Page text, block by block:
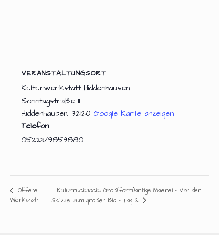
VERANSTALTUNGSORT
Kulturwerkstatt Hiddenhausen
Sonntagstraße 11
Hiddenhausen, 32120 Google Karte anzeigen
Telefon
05223/9859880
Offene
Werkstatt
Kulturrucksack: Groß(form)artige Malerei – Von der
Skizze zum großen Bild – Tag 2